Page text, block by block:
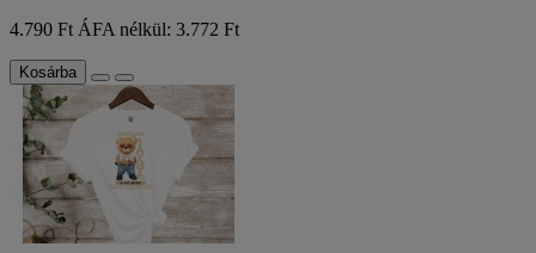
4.790 Ft ÁFA nélkül: 3.772 Ft
Kosárba